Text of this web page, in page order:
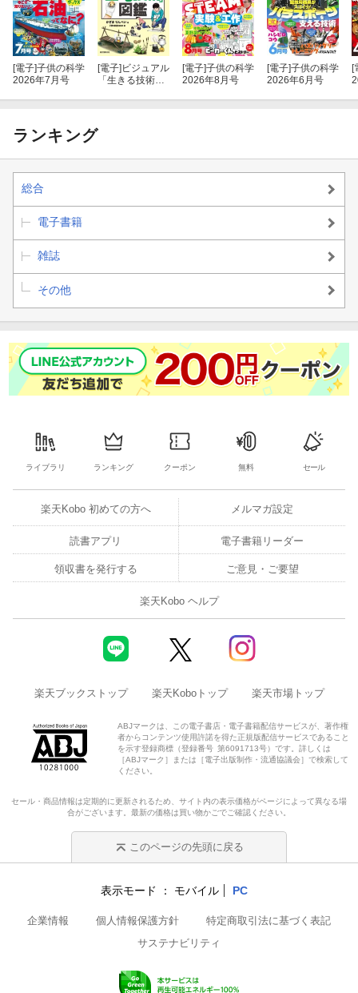
※デジタル版の別冊付録はすごろくとして使用することができま
せん。
[電子]子供の科学
2026年7月号
[電子]ビジュアル
「生きる技術」
[電子]子供の科学
2026年8月号
[電子]子供の科学
2026年6月号
[
ランキング
総合
電子書籍
雑誌
その他
ライブラリ ランキング クーポン 無料 セール
楽天Kobo 初めての方へ メルマガ設定
読書アプリ 電子書籍リーダー
領収書を発行する ご意見・ご要望
楽天Kobo ヘルプ
楽天ブックストップ 楽天Koboトップ 楽天市場トップ
ABJマークは、この電子書店・電子書籍配信サービスが、著作権
者からコンテンツ使用許諾を得た正規版配信サービスであること
を示す登録商標（登録番号 第6091713号）です。詳しくは
［ABJマーク］または［電子出版制作・流通協議会］で検索して
ください。
セール・商品情報は定期的に更新されるため、サイト内の表示価格がページによって異なる場
合がございます。最新の価格は買い物かごでご確認ください。
このページの先頭に戻る
表示モード モバイル PC
企業情報 個人情報保護方針
特定商取引法に基づく表記
サステナビリティ